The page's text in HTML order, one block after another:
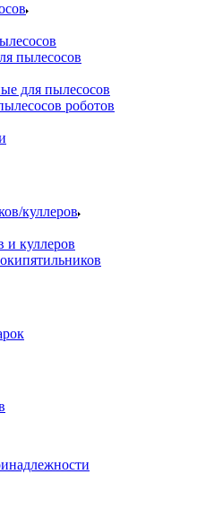
пылесосов
для пылесосов
роботов
куллеров
куллеров